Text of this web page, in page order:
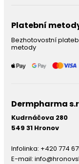
Platební
Bezhotovostní
metody
Dermpharma
Kudrnáčova 280
549 31 Hronov
Infolinka: +420 774
E-mail: